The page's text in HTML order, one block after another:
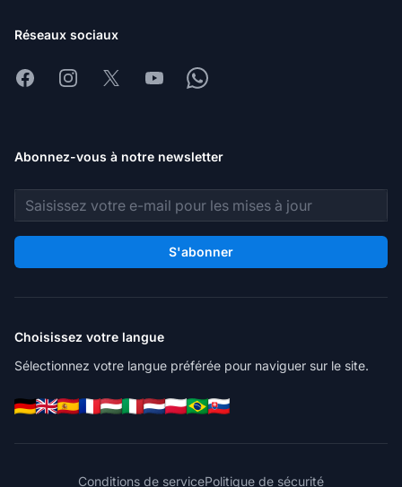
Réseaux sociaux
FacebookInstagram
X YoutubeWhatsapp
Abonnez-vous à notre newsletter
Adresse e-mail
S'abonner
Choisissez votre langue
Sélectionnez votre langue préférée pour naviguer sur le site.
Conditions de servicePolitique de sécurité